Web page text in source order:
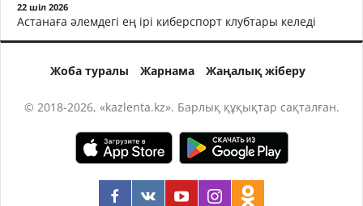
22 шіл 2026
Астанаға әлемдегі ең ірі киберспорт клубтары келеді
Жоба туралы Жарнама Жаңалық жіберу
© 2018-2026, «kazlenta.kz». Барлық құқықтар сақталған.